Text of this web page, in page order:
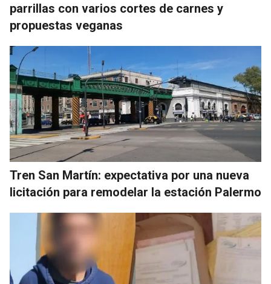
parrillas con varios cortes de carnes y
propuestas veganas
Tren San Martín: expectativa por una nueva
licitación para remodelar la estación Palermo